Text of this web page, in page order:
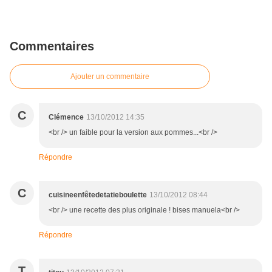
Commentaires
Ajouter un commentaire
C Clémence 13/10/2012 14:35
<br /> un faible pour la version aux pommes...<br />
Répondre
C cuisineenfêtedetatieboulette 13/10/2012 08:44
<br /> une recette des plus originale ! bises manuela<br />
Répondre